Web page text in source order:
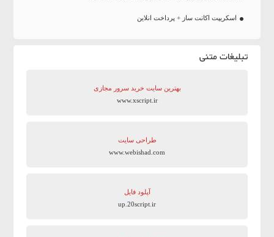
اسکریپت اکانت ساز + پرداخت انلاین
تبلیغات متنی
بهترین سایت‌ خرید سرور مجازی
www.xscript.ir
طراحی سایت
www.webishad.com
آپلود فایل
up.20script.ir